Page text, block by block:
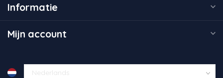
Informatie
Mijn account